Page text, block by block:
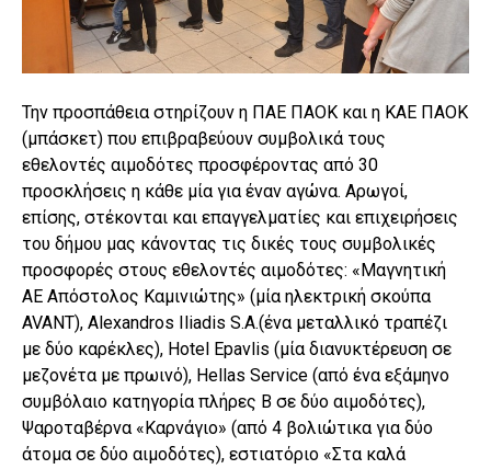
Την προσπάθεια στηρίζουν η ΠΑΕ ΠΑΟΚ και η ΚΑΕ ΠΑΟΚ
(μπάσκετ) που επιβραβεύουν συμβολικά τους
εθελοντές αιμοδότες προσφέροντας από 30
προσκλήσεις η κάθε μία για έναν αγώνα. Αρωγοί,
επίσης, στέκονται και επαγγελματίες και επιχειρήσεις
του δήμου μας κάνοντας τις δικές τους συμβολικές
προσφορές στους εθελοντές αιμοδότες: «Μαγνητική
ΑΕ Απόστολος Καμινιώτης» (μία ηλεκτρική σκούπα
AVANT), Alexandros Iliadis S.A.(ένα μεταλλικό τραπέζι
με δύο καρέκλες), Hotel Epavlis (μία διανυκτέρευση σε
μεζονέτα με πρωινό), Hellas Service (από ένα εξάμηνο
συμβόλαιο κατηγορία πλήρες Β σε δύο αιμοδότες),
Ψαροταβέρνα «Καρνάγιο» (από 4 βολιώτικα για δύο
άτομα σε δύο αιμοδότες), εστιατόριο «Στα καλά